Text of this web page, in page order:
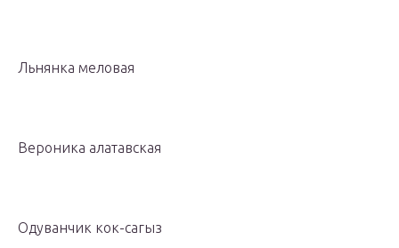
Льнянка меловая
Вероника алатавская
Одуванчик кок-сагыз